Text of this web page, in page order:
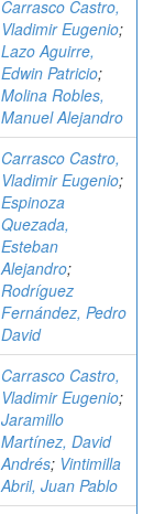
Carrasco Castro,
Vladimir Eugenio;
Lazo Aguirre,
Edwin Patricio;
Molina Robles,
Manuel Alejandro
Carrasco Castro,
Vladimir Eugenio;
Espinoza
Quezada,
Esteban
Alejandro;
Rodríguez
Fernández, Pedro
David
Carrasco Castro,
Vladimir Eugenio;
Jaramillo
Martínez, David
Andrés; Vintimilla
Abril, Juan Pablo